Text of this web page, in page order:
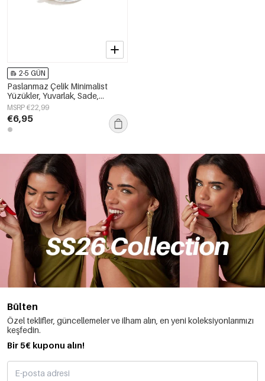
2-5 GÜN
Paslanmaz Çelik Minimalist
Yüzükler, Yuvarlak, Sade,
Günlük, Basit Seri, Kadın Takıları
MSRP €22,99
€6,95
Bülten
Özel teklifler, güncellemeler ve ilham alın, en yeni koleksiyonlarımızı
keşfedin.
Bir 5€ kuponu alın!